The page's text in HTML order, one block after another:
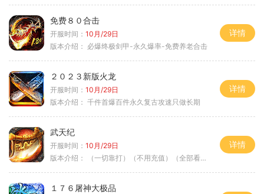
免费８０合击
开服时间： 10月/29日
版本介绍： 必爆终极剑甲-永久爆率-免费养老合击
详情
２０２３新版火龙
开服时间： 10月/29日
版本介绍： 千件首爆百件永久复古攻速只做长期
详情
武天纪
开服时间： 10月/29日
版本介绍：
（一切靠打）（不用充值）（全部看脸）
详情
１７６屠神大极品